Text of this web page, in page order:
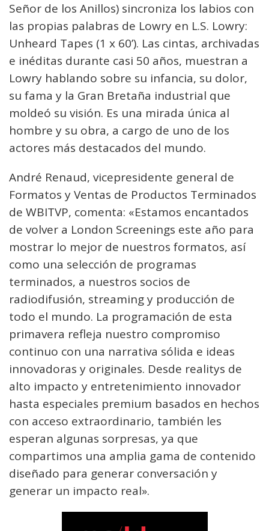
Señor de los Anillos) sincroniza los labios con
las propias palabras de Lowry en L.S. Lowry:
Unheard Tapes (1 x 60’). Las cintas, archivadas
e inéditas durante casi 50 años, muestran a
Lowry hablando sobre su infancia, su dolor,
su fama y la Gran Bretaña industrial que
moldeó su visión. Es una mirada única al
hombre y su obra, a cargo de uno de los
actores más destacados del mundo.
André Renaud, vicepresidente general de
Formatos y Ventas de Productos Terminados
de WBITVP, comenta: «Estamos encantados
de volver a London Screenings este año para
mostrar lo mejor de nuestros formatos, así
como una selección de programas
terminados, a nuestros socios de
radiodifusión, streaming y producción de
todo el mundo. La programación de esta
primavera refleja nuestro compromiso
continuo con una narrativa sólida e ideas
innovadoras y originales. Desde realitys de
alto impacto y entretenimiento innovador
hasta especiales premium basados en hechos
con acceso extraordinario, también les
esperan algunas sorpresas, ya que
compartimos una amplia gama de contenido
diseñado para generar conversación y
generar un impacto real».